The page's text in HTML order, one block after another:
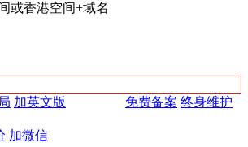
或香港空间+域名
加英文版 免费备案 终身维护
加微信